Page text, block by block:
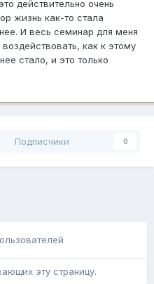
действительно очень
жизнь как-то стала
И весь семинар для меня
как к этому
стало, и это только
Подписчики 0
эту страницу.